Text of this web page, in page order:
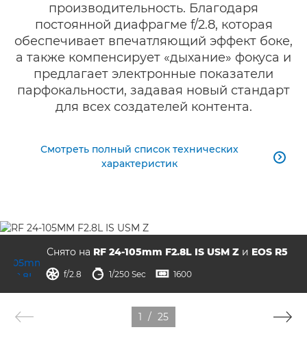
производительность. Благодаря
постоянной диафрагме f/2.8, которая
обеспечивает впечатляющий эффект боке,
а также компенсирует «дыхание» фокуса и
предлагает электронные показатели
парфокальности, задавая новый стандарт
для всех создателей контента.
Смотреть полный список технических
характеристик

Снято на RF 24-105mm F2.8L IS USM Z и EOS R5
диафрагма
 f/2.8 выдержка
 1/250 Sec ISO
 1600
1 / 25